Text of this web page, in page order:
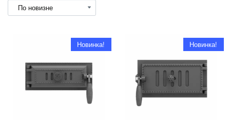
недавние
Новинка! Новинка!